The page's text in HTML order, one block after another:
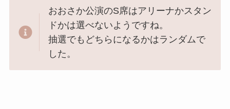
おおさか公演のS席はアリーナかスタン
ドかは選べないようですね。
抽選でもどちらになるかはランダムで
した。